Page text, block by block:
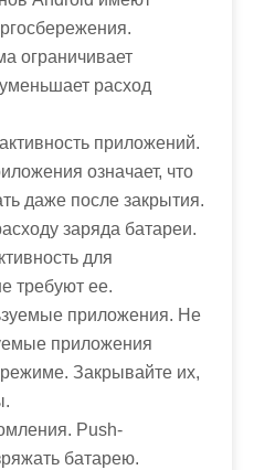
ограничивает
расход
приложений.
означает, что
даже после закрытия.
заряда батареи.
для
требуют ее.
приложения. Не
приложения
Закрывайте их,
Push-
батарею.